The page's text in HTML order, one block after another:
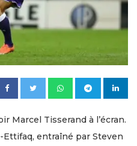
Marcel Tisserand à l’écran.
Ettifaq, entraîné par Steven